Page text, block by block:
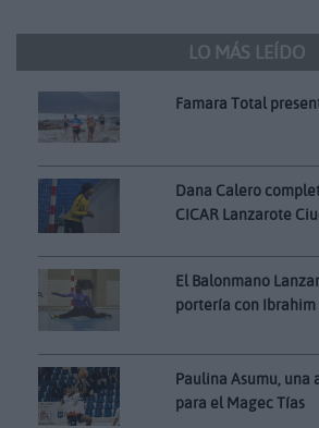
LO MÁS LEÍDO
Famara Total
Dana Calero
CICAR Lanzarote
El Balonmano
portería con Ibrahim
Paulina Asumu, una
para el Magec Tías